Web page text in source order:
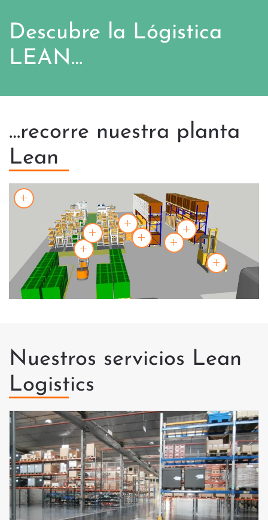
Descubre la Lógistica
LEAN…
…recorre nuestra planta
Lean
Nuestros servicios Lean
Logistics